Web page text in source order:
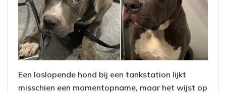
Een loslopende hond bij een tankstation lijkt
misschien een momentopname, maar het wijst op